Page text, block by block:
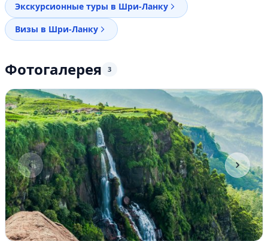
Экскурсионные туры в Шри-Ланку
Визы в Шри-Ланку
Фотогалерея 3